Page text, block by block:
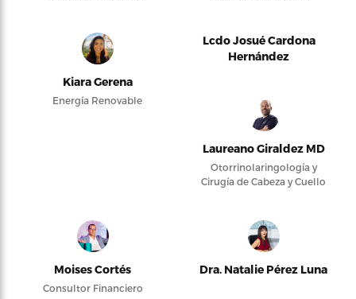
Kiara Gerena
Energía Renovable
Lcdo Josué Cardona
Hernández
Laureano Giraldez MD
Otorrinolaringología y
Cirugía de Cabeza y Cuello
Moises Cortés
Consultor Financiero
Dra. Natalie Pérez Luna